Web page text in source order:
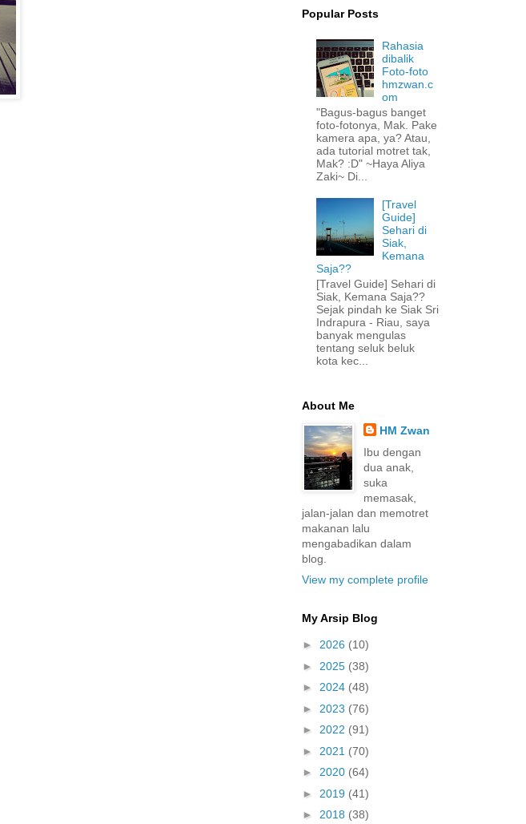
Popular Posts
Rahasia
dibalik
Foto-foto
hmzwan.c
om
"Bagus-bagus banget
foto-fotonya, Mak. Pake
kamera apa, ya? Atau,
ada tutorial motret tak,
Mak? :D" ~Haya Aliya
Zaki~ Di...
[Travel
Guide]
Sehari di
Siak,
Kemana
Saja??
[Travel Guide] Sehari di
Siak, Kemana Saja??
Sejak pindah ke Siak Sri
Indrapura - Riau, saya
banyak mengulas
tentang seluk beluk
kota kec...
About Me
HM Zwan
Ibu dengan
dua anak,
suka
memasak,
jalan-jalan dan memotret
makanan lalu
mengabadikan dalam
blog.
View my complete profile
My Arsip Blog
► 2026 (10)
► 2025 (38)
► 2024 (48)
► 2023 (76)
► 2022 (91)
► 2021 (70)
► 2020 (64)
► 2019 (41)
► 2018 (38)